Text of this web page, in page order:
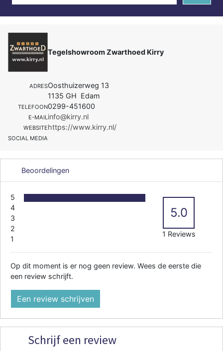
Tegelshowroom Zwarthoed Kirry
ADRESOosthuizerweg 13
1135 GH Edam
TELEFOON0299-451600
E-MAILinfo@kirry.nl
WEBSITEhttps://www.kirry.nl/
SOCIAL MEDIA
Beoordelingen
5
4
3
2
1
5.0
1 Reviews
Op dit moment is er nog geen review. Wees de eerste die
een review schrijft.
Een review schrijven
Schrijf een review